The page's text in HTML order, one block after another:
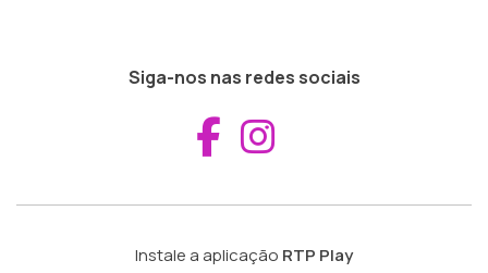
Siga-nos nas redes sociais
Aceder ao
Instale a aplicação RTP Play